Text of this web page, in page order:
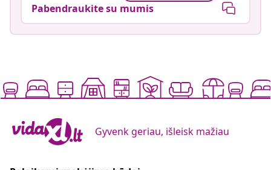
Pabendraukite su mumis
Gyvenk geriau, išleisk mažiau